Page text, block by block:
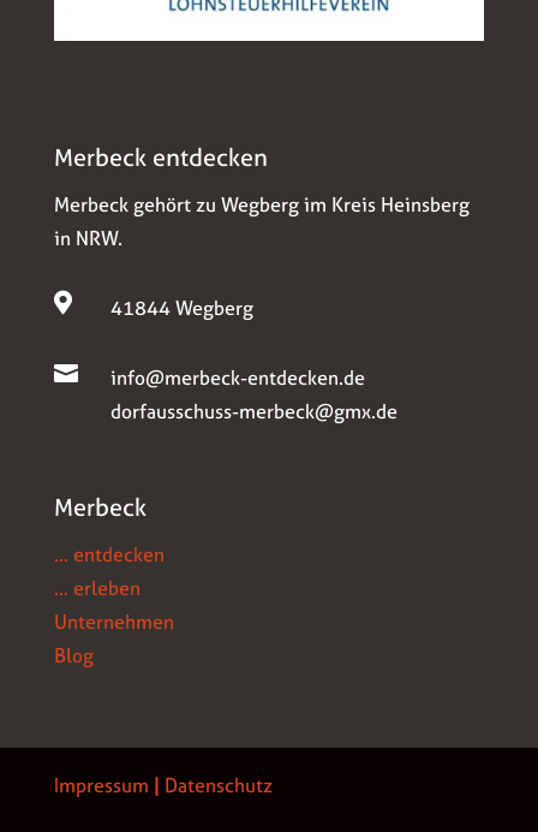
Merbeck entdecken
Merbeck gehört zu Wegberg im Kreis Heinsberg
in NRW.
 41844 Wegberg

info@merbeck-entdecken.de
dorfausschuss-merbeck@gmx.de
Merbeck
… entdecken
… erleben
Unternehmen
Blog
Impressum | Datenschutz